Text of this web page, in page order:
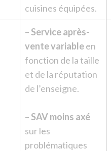
cuisines équipées.
– Service après-
vente variableen
fonction de la taille
et de la réputation
de l’enseigne.
– SAV moins axé
sur les
problématiques